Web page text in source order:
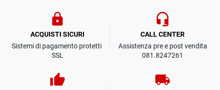
lock
ACQUISTI SICURI
Sistemi di pagamento protetti
SSL
headset_mic
CALL CENTER
Assistenza pre e post vendita
081.8247261
thumb_up local_shipping